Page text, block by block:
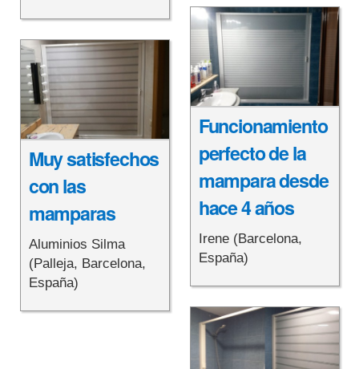
Funcionamiento
perfecto de la
mampara desde
hace 4 años
Irene (Barcelona,
España)
Muy satisfechos
con las
mamparas
Aluminios Silma
(Palleja, Barcelona,
España)